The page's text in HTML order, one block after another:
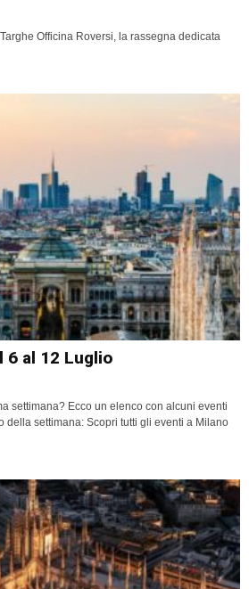
Officina Roversi, la rassegna dedicata
6 al 12 Luglio
settimana? Ecco un elenco con alcuni eventi
della settimana: Scopri tutti gli eventi a Milano